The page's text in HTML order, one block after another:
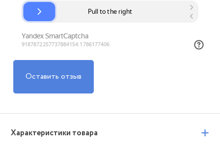
Оставить отзыв
Характеристики товара +